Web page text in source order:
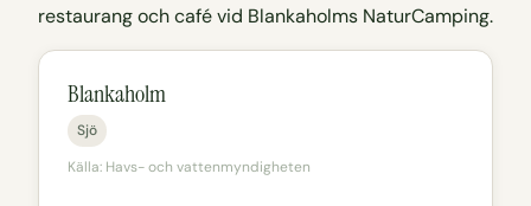
restaurang och café vid Blankaholms NaturCamping.
Blankaholm
Sjö
Källa: Havs- och vattenmyndigheten